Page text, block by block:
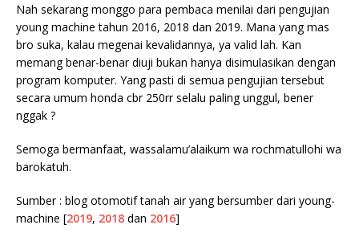
Nah sekarang monggo para pembaca menilai dari pengujian
young machine tahun 2016, 2018 dan 2019. Mana yang mas
bro suka, kalau megenai kevalidannya, ya valid lah. Kan
memang benar-benar diuji bukan hanya disimulasikan dengan
program komputer. Yang pasti di semua pengujian tersebut
secara umum honda cbr 250rr selalu paling unggul, bener
nggak ?
Semoga bermanfaat, wassalamu’alaikum wa rochmatullohi wa
barokatuh.
Sumber : blog otomotif tanah air yang bersumber dari young-
machine [2019, 2018 dan 2016]